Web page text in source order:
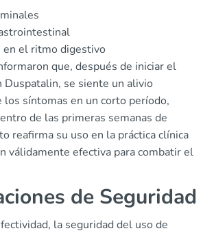
el ritmo digestivo
que, después de iniciar el
Duspatalin, se siente un alivio
los síntomas en un corto período,
de las primeras semanas de
reafirma su uso en la práctica clínica
válidamente efectiva para combatir el
de Seguridad
la seguridad del uso de